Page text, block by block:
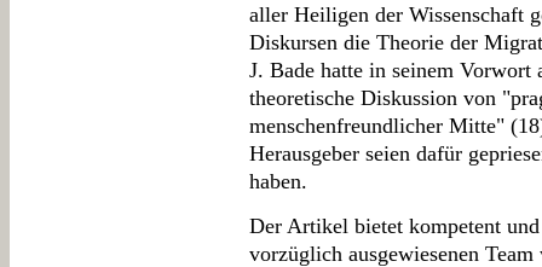
aller Heiligen der Wissenschaft
Diskursen die Theorie der
J. Bade hatte in seinem Vorwort
theoretische Diskussion von
menschenfreundlicher Mitte"
Herausgeber seien dafür
haben.
Der Artikel bietet kompetent
vorzüglich ausgewiesenen